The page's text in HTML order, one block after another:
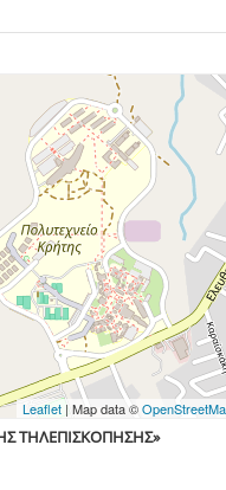
Leaflet| Map data ©
ΤΗΛΕΠΙΣΚΟΠΗΣΗΣ»